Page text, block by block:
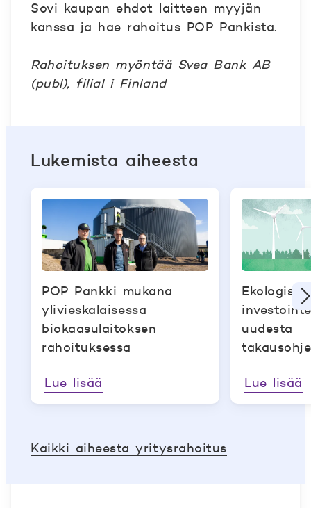
Sovi kaupan ehdot laitteen myyjän
kanssa ja hae rahoitus POP Pankista.
Rahoituksen myöntää Svea Bank AB
(publ), filial i Finland
Lukemista aiheesta
POP Pankki mukana
ylivieskalaisessa
biokaasulaitoksen
rahoituksessa
Lue lisää
Ekologisiin
uudesta
Lue lisää
Kaikki aiheesta yritysrahoitus